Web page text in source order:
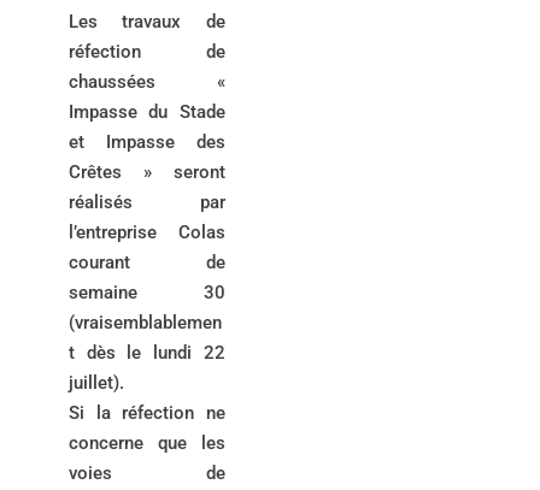
Les travaux de
réfection de
chaussées «
Impasse du Stade
et Impasse des
Crêtes » seront
réalisés par
l’entreprise Colas
courant de
semaine 30
(vraisemblablemen
t dès le lundi 22
juillet).
Si la réfection ne
concerne que les
voies de